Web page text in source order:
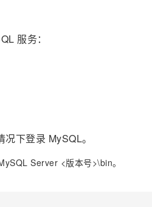
服务：
下登录 MySQL。
Server <版本号>\bin。